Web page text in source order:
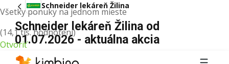
Všetky ponuky na jednom mieste
(14,1 tis. hodnotení)
Otvoriť
Schneider lekáreň Žilina
Schneider lekáreň Žilina od
01.07.2026 - aktuálna akcia